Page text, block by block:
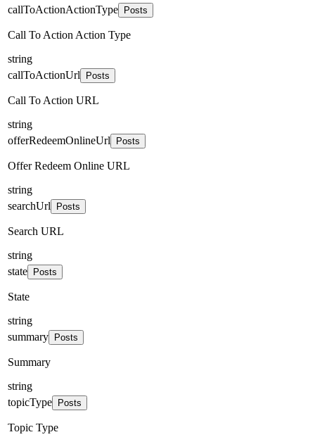
callToActionActionType
Posts
Call To Action Action Type
string
callToActionUrl
Posts
Call To Action URL
string
offerRedeemOnlineUrl
Posts
Offer Redeem Online URL
string
searchUrl
Posts
Search URL
string
state
Posts
State
string
summary
Posts
Summary
string
topicType
Posts
Topic Type